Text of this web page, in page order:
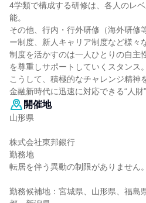
4学類で構成する研修は、各人のレ
能。
その他、行内・行外研修（海外研修
ー制度、新人キャリア制度など様々
制度を活かすのは一人ひとりの自主
を尊重しサポートしていくスタンス。
こうして、積極的なチャレンジ精神
金融新時代に迅速に対応できる“人財
開催地
山形県
株式会社東邦銀行
勤務地
転居を伴う異動の制限がありません。
勤務候補地：宮城県、山形県、福島